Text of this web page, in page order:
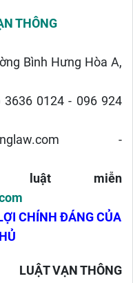
THÔNG
Bình Hưng Hòa A,
0124 - 096 924
-
luật miễn
CHÍNH ĐÁNG CỦA
LUẬT VẠN THÔNG